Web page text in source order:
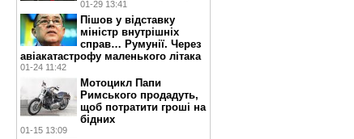
01-29 13:41
Пішов у відставку
міністр внутрішніх
справ… Румунії. Через
авіакатастрофу маленького літака
01-24 11:42
Мотоцикл Папи
Римського продадуть,
щоб потратити гроші на
бідних
01-15 13:09